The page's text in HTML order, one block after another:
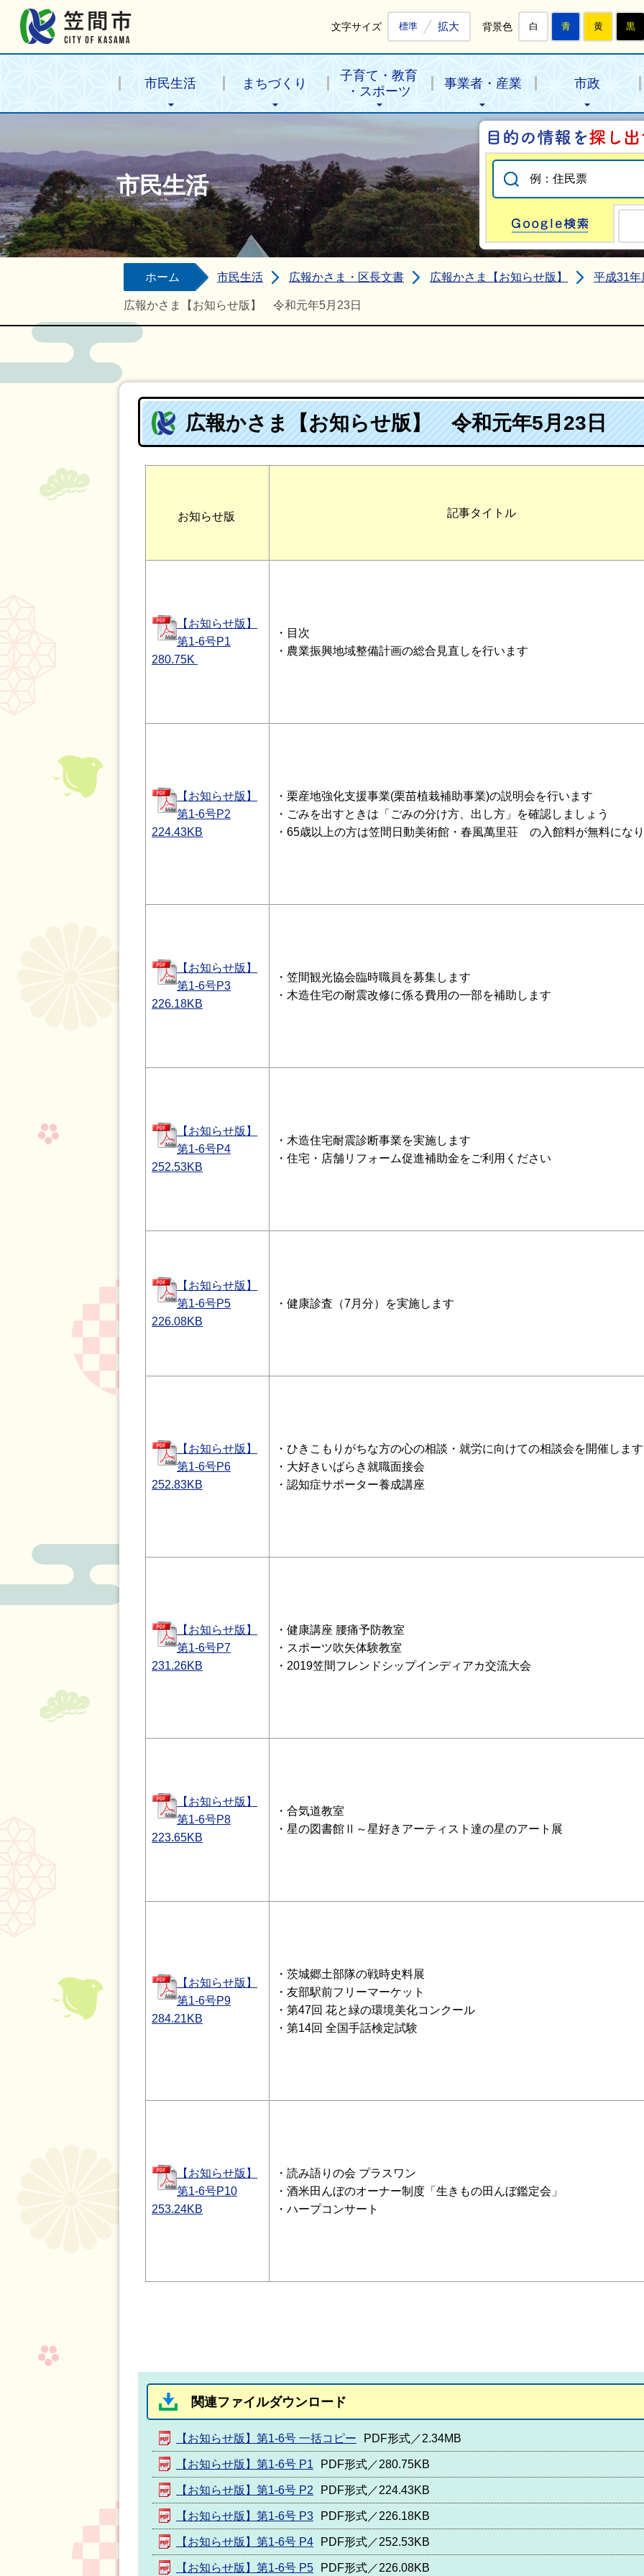
文字サイズ 標準 拡大 背景色 白 青 黄 黒
市民生活 まちづくり
子育て・教育
・スポーツ
事業者・産業 市政
市民生活
ホーム 市民生活 広報かさま・区長文書 広報かさま【お知らせ版】 平成31年
広報かさま【お知らせ版】 令和元年5月23日
広報かさま【お知らせ版】 令和元年5月23日
お知らせ版 記事タイトル
【お知らせ版】
第1-6号P1
280.75K
・目次
・農業振興地域整備計画の総合見直しを行います
【お知らせ版】
第1-6号P2
224.43KB
・栗産地強化支援事業(栗苗植栽補助事業)の説明会を行います
・ごみを出すときは「ごみの分け方、出し方」を確認しましょう
・65歳以上の方は笠間日動美術館・春風萬里荘 の入館料が無料にな
【お知らせ版】
第1-6号P3
226.18KB
・笠間観光協会臨時職員を募集します
・木造住宅の耐震改修に係る費用の一部を補助します
【お知らせ版】
第1-6号P4
252.53KB
・木造住宅耐震診断事業を実施します
・住宅・店舗リフォーム促進補助金をご利用ください
【お知らせ版】
第1-6号P5
226.08KB
・健康診査（7月分）を実施します
【お知らせ版】
第1-6号P6
252.83KB
・ひきこもりがちな方の心の相談・就労に向けての相談会を開催します
・大好きいばらき就職面接会
・認知症サポーター養成講座
【お知らせ版】
第1-6号P7
231.26KB
・健康講座 腰痛予防教室
・スポーツ吹矢体験教室
・2019笠間フレンドシップインディアカ交流大会
【お知らせ版】
第1-6号P8
223.65KB
・合気道教室
・星の図書館Ⅱ～星好きアーティスト達の星のアート展
【お知らせ版】
第1-6号P9
284.21KB
・茨城郷土部隊の戦時史料展
・友部駅前フリーマーケット
・第47回 花と緑の環境美化コンクール
・第14回 全国手話検定試験
【お知らせ版】
第1-6号P10
253.24KB
・読み語りの会 プラスワン
・酒米田んぼのオーナー制度「生きもの田んぼ鑑定会」
・ハープコンサート
関連ファイルダウンロード
【お知らせ版】第1-6号 一括コピー PDF形式／2.34MB
【お知らせ版】第1-6号 P1 PDF形式／280.75KB
【お知らせ版】第1-6号 P2 PDF形式／224.43KB
【お知らせ版】第1-6号 P3 PDF形式／226.18KB
【お知らせ版】第1-6号 P4 PDF形式／252.53KB
【お知らせ版】第1-6号 P5 PDF形式／226.08KB